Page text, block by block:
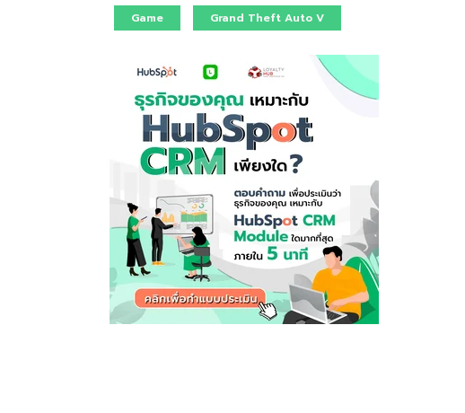
Game Grand Theft Auto V